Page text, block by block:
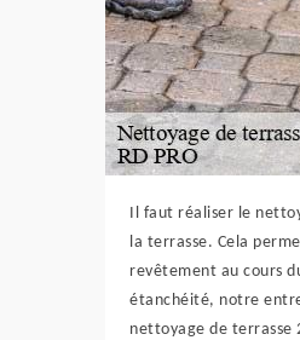
Il faut réaliser le
la terrasse. Cela
revêtement au cours
étanchéité, notre
nettoyage de terrasse